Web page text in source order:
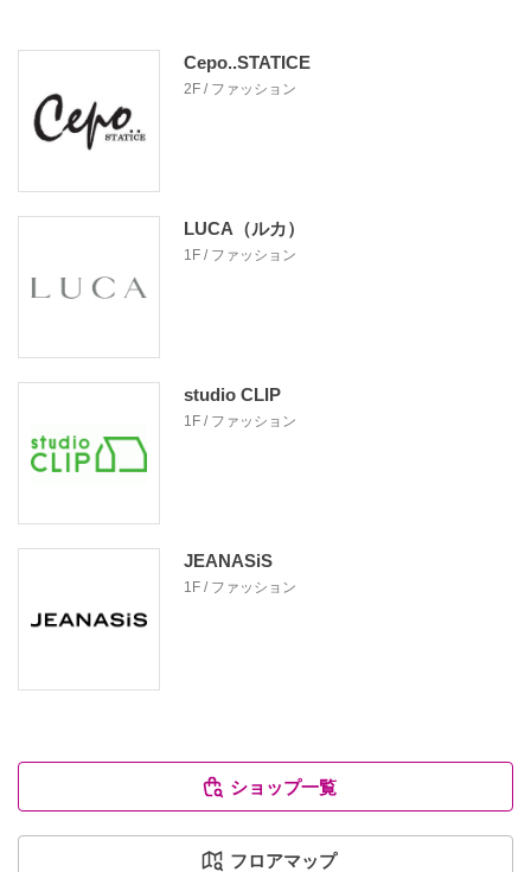
Cepo..STATICE
2F / ファッション
LUCA（ルカ）
1F / ファッション
studio CLIP
1F / ファッション
JEANASiS
1F / ファッション
ショップ一覧
フロアマップ